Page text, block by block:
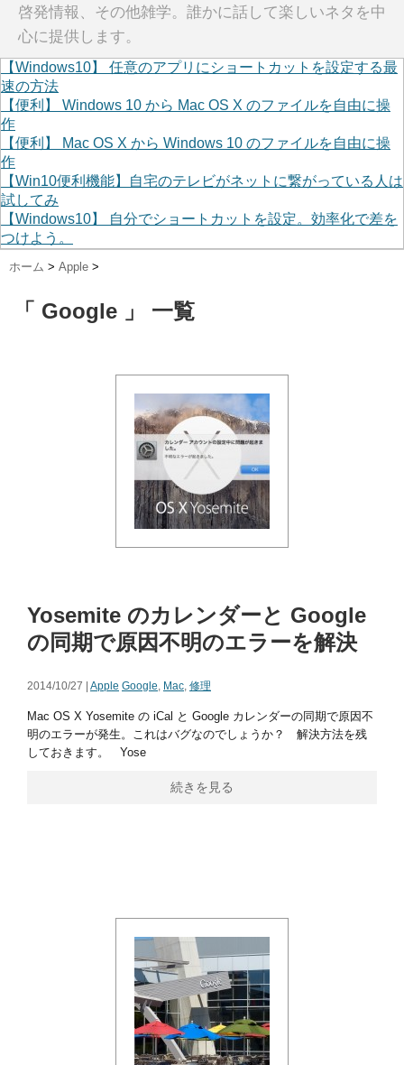
啓発情報、その他雑学。誰かに話して楽しいネタを中
心に提供します。
【Windows10】 任意のアプリにショートカットを設定する最
速の方法
【便利】 Windows 10 から Mac OS X のファイルを自由に操
作
【便利】 Mac OS X から Windows 10 のファイルを自由に操
作
【Win10便利機能】自宅のテレビがネットに繋がっている人は
試してみ
【Windows10】 自分でショートカットを設定。効率化で差を
つけよう。
ホーム > Apple >
「 Google 」 一覧
Yosemite のカレンダーと Google
の同期で原因不明のエラーを解決
2014/10/27 | Apple Google, Mac, 修理
Mac OS X Yosemite の iCal と Google カレンダーの同期で原因不
明のエラーが発生。これはバグなのでしょうか？ 解決方法を残
しておきます。 Yose
続きを見る